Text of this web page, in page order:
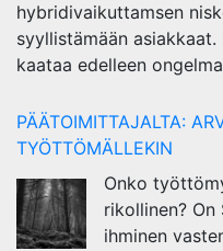
hybridivaikuttamsen
syyllistämään
kaataa edelleen
PÄÄTOIMITTAJALTA:
TYÖTTÖMÄLLEKIN
Onko
rikollinen? On
ihminen